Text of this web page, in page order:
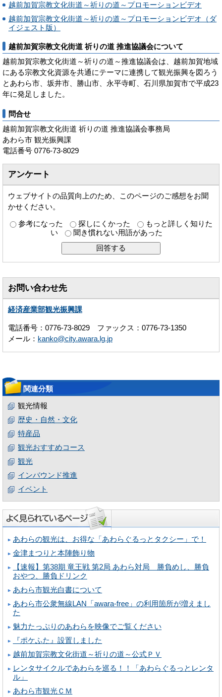
越前加賀宗教文化街道～祈りの道～プロモーションビデオ
越前加賀宗教文化街道～祈りの道～プロモーションビデオ（ダ
イジェスト版）
越前加賀宗教文化街道 祈りの道 推進協議会について
越前加賀宗教文化街道～祈りの道～推進協議会は、越前加賀地域
にある宗教文化資源を共通にテーマに連携して観光振興を図ろう
とあわら市、坂井市、勝山市、永平寺町、石川県加賀市で平成23
年に発足しました。
問合せ
越前加賀宗教文化街道 祈りの道 推進協議会事務局
あわら市 観光振興課
電話番号 0776-73-8029
アンケート
ウェブサイトの品質向上のため、このページのご感想をお聞
かせください。
参考になった 探しにくかった
もっと詳しく知りた
い
聞き慣れない用語があった
お問い合わせ先
経済産業部観光振興課
電話番号：0776-73-8029 ファックス：0776-73-1350
メール： kanko@city.awara.lg.jp
関連分類
観光情報
歴史・自然・文化
特産品
観光おすすめコース
観光
インバウンド推進
イベント
あわらの観光は、お得な「あわらぐるっとタクシー」で！
金津まつりと本陣飾り物
【速報】第38期 竜王戦 第2局 あわら対局 勝負めし、勝負
おやつ、勝負ドリンク
あわら市観光白書について
あわら市公衆無線LAN「awara-free」の利用箇所が増えまし
た
魅力たっぷりのあわらを映像でご覧ください
『ポケふた』設置しました
越前加賀宗教文化街道～祈りの道～公式ＰＶ
レンタサイクルであわらを巡る！！「あわらぐるっとレンタ
ル」
あわら市観光ＣＭ